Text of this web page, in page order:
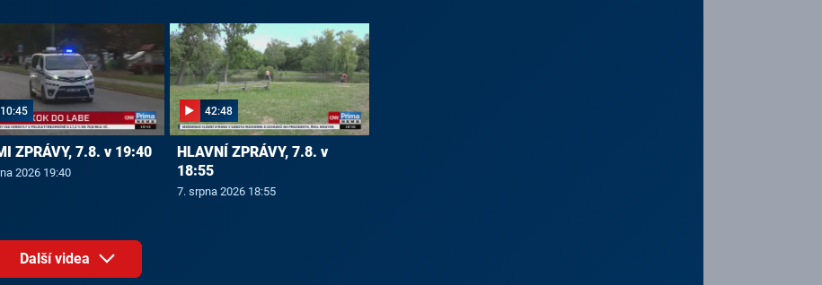
10:45
ZPRÁVY, 7.8. v 19:40
2026 19:40
42:48
HLAVNÍ ZPRÁVY, 7.8. v
18:55
7. srpna 2026 18:55
Další videa